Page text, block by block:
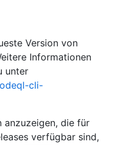
Version von
Informationen
unter
cli-
anzuzeigen, die für
verfügbar sind,